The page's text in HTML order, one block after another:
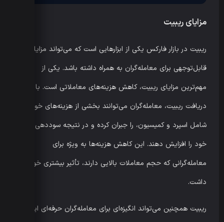
مزایای ریبیت
ریبیت در بازار فارکس یکی از ابزارهایی است که می‌تواند مزایای
قابل‌توجهی برای معامله‌گران به همراه داشته باشد. یکی از
مهم‌ترین مزایای ریبیت، کاهش هزینه‌های معاملاتی است. با
دریافت ریبیت، معامله‌گران می‌توانند بخشی از هزینه‌های خود،
شامل اسپرد و کمیسیون، را جبران کرده و در نتیجه سوددهی کلی
خود را افزایش دهند. این کاهش هزینه‌ها به ویژه برای
معامله‌گرانی که حجم معاملات بالایی دارند، تأثیر بیشتری خواهد
داشت.
ریبیت همچنین می‌تواند انگیزه‌ای برای معامله‌گران حرفه‌ای ایجاد